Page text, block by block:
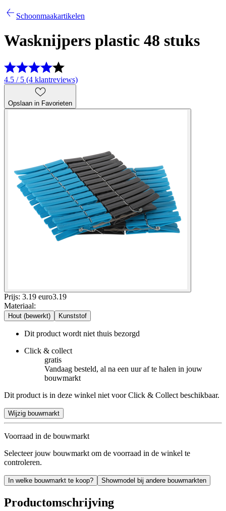
Schoonmaakartikelen
Wasknijpers plastic 48 stuks
4.5 / 5 (4 klantreviews)
Opslaan in Favorieten
Prijs: 3.19 euro3.19
Materiaal:
Hout (bewerkt) Kunststof
Dit product wordt niet thuis bezorgd
Click & collect
gratis
Vandaag besteld, al na een uur af te halen in jouw
bouwmarkt
Dit product is in deze winkel niet voor Click & Collect beschikbaar.
Wijzig bouwmarkt
Voorraad in de bouwmarkt
Selecteer jouw bouwmarkt om de voorraad in de winkel te
controleren.
In welke bouwmarkt te koop? Showmodel bij andere bouwmarkten
Productomschrijving